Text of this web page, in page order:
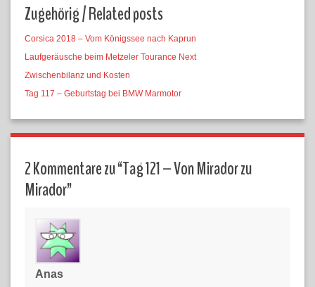
Zugehörig / Related posts
Corsica 2018 – Vom Königssee nach Kaprun
Laufgeräusche beim Metzeler Tourance Next
Zwischenbilanz und Kosten
Tag 117 – Geburtstag bei BMW Marmotor
2 Kommentare zu “Tag 121 – Von Mirador zu
Mirador”
Anas